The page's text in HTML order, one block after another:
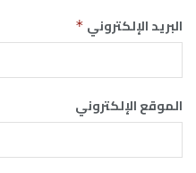
البريد الإلكتروني *
الموقع الإلكتروني